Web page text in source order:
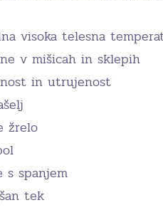
visoka telesna
v mišicah in sklepih
in utrujenost
žrelo
s spanjem
tek